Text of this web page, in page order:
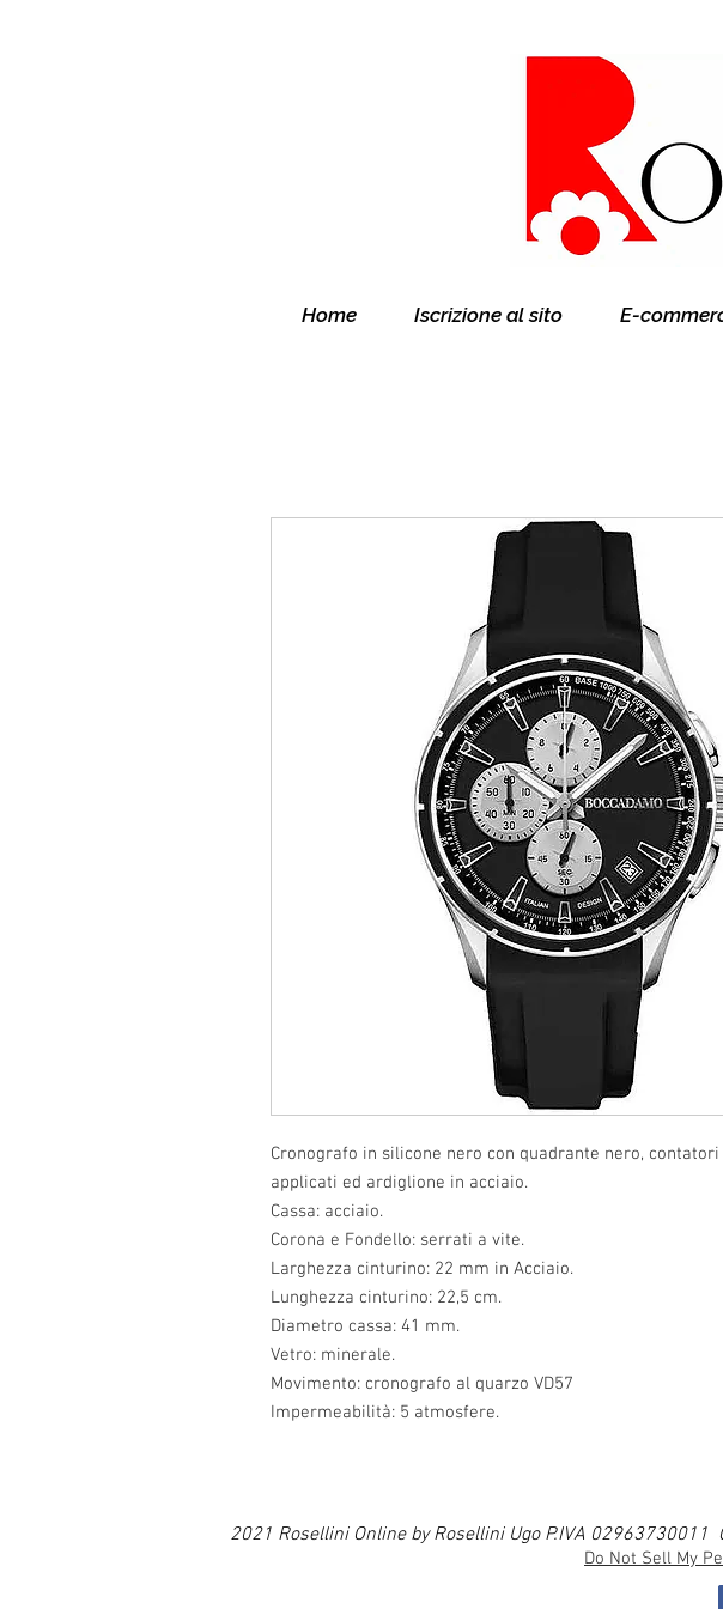
Home Iscrizione al sito E-
Cronografo in silicone nero con quadrante nero,
applicati ed ardiglione in acciaio.
Cassa: acciaio.
Corona e Fondello: serrati a vite.
Larghezza cinturino: 22 mm in Acciaio.
Lunghezza cinturino: 22,5 cm.
Diametro cassa: 41 mm.
Vetro: minerale.
Movimento: cronografo al quarzo VD57
Impermeabilità: 5 atmosfere.
2021 Rosellini Online by Rosellini Ugo P.IVA 02963730011
Do Not Sell My